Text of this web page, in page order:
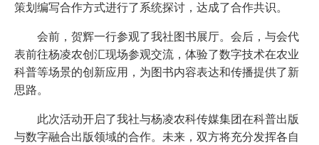
策划编写合作方式进行了系统探讨，达成了合作共识。
会前，贺辉一行参观了我社图书展厅。会后，与会代
表前往杨凌农创汇现场参观交流，体验了数字技术在农业
科普等场景的创新应用，为图书内容表达和传播提供了新
思路。
此次活动开启了我社与杨凌农科传媒集团在科普出版
与数字融合出版领域的合作。未来，双方将充分发挥各自